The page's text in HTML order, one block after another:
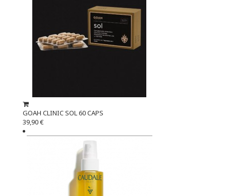
GOAH CLINIC SOL 60 CAPS
39,90 €